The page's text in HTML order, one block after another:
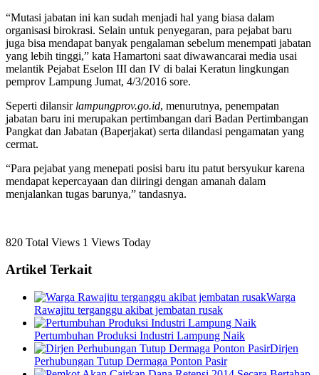
“Mutasi jabatan ini kan sudah menjadi hal yang biasa dalam
organisasi birokrasi. Selain untuk penyegaran, para pejabat baru
juga bisa mendapat banyak pengalaman sebelum menempati jabatan
yang lebih tinggi,” kata Hamartoni saat diwawancarai media usai
melantik Pejabat Eselon III dan IV di balai Keratun lingkungan
pemprov Lampung Jumat, 4/3/2016 sore.
Seperti dilansir lampungprov.go.id, menurutnya, penempatan
jabatan baru ini merupakan pertimbangan dari Badan Pertimbangan
Pangkat dan Jabatan (Baperjakat) serta dilandasi pengamatan yang
cermat.
“Para pejabat yang menepati posisi baru itu patut bersyukur karena
mendapat kepercayaan dan diiringi dengan amanah dalam
menjalankan tugas barunya,” tandasnya.
820 Total Views 1 Views Today
Artikel Terkait
Warga
Rawajitu terganggu akibat jembatan rusak
Pertumbuhan Produksi Industri Lampung Naik
Dirjen
Perhubungan Tutup Dermaga Ponton Pasir